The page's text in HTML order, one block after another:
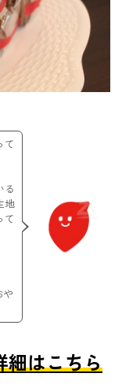
て
る
地
て
や
はこちら